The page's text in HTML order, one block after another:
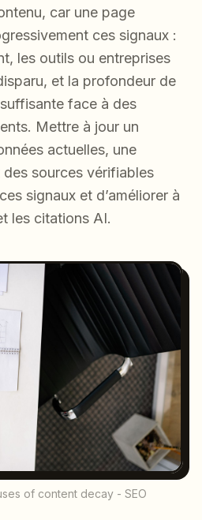
car une page
ces signaux :
les outils ou entreprises
et la profondeur de
face à des
Mettre à jour un
actuelles, une
sources vérifiables
signaux et d’améliorer à
les citations AI.
of content decay - SEO